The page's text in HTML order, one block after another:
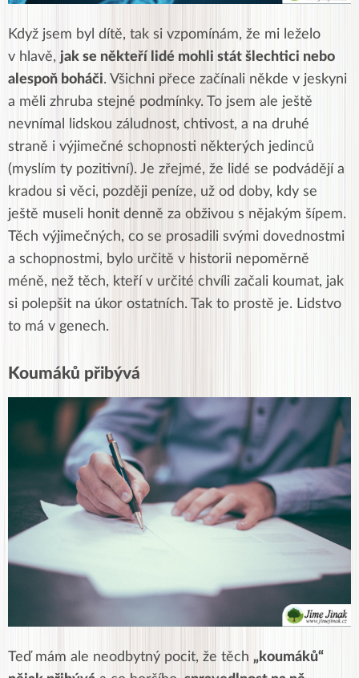
Když jsem byl dítě, tak si vzpomínám, že mi leželo
v hlavě, jak se někteří lidé mohli stát šlechtici nebo
alespoň boháči. Všichni přece začínali někde v jeskyni
a měli zhruba stejné podmínky. To jsem ale ještě
nevnímal lidskou záludnost, chtivost, a na druhé
straně i výjimečné schopnosti některých jedinců
(myslím ty pozitivní). Je zřejmé, že lidé se podvádějí a
kradou si věci, později peníze, už od doby, kdy se
ještě museli honit denně za obživou s nějakým šípem.
Těch výjimečných, co se prosadili svými dovednostmi
a schopnostmi, bylo určitě v historii nepoměrně
méně, než těch, kteří v určité chvíli začali koumat, jak
si polepšit na úkor ostatních. Tak to prostě je. Lidstvo
to má v genech.
Koumáků přibývá
Teď mám ale neodbytný pocit, že těch „koumáků“